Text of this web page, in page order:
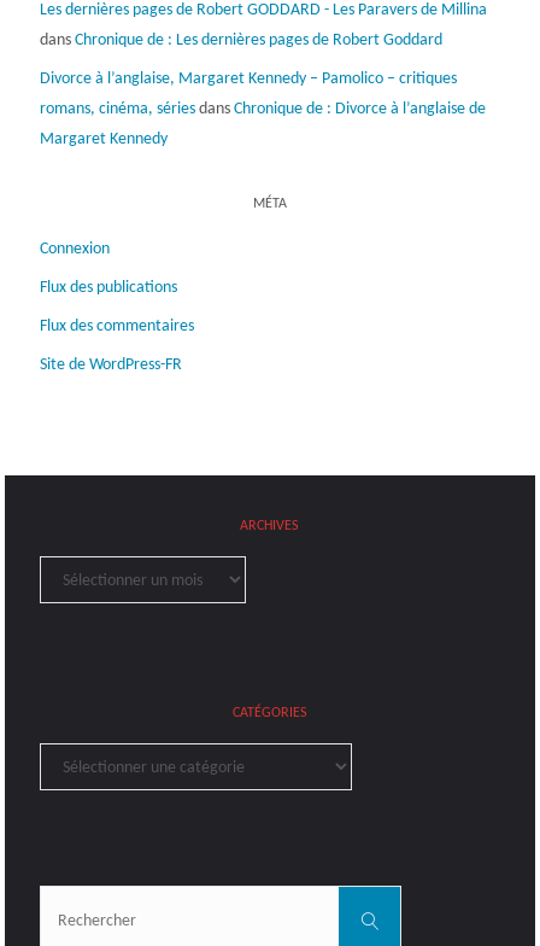
Les dernières pages de Robert GODDARD - Les Paravers de Millina
dans Chronique de : Les dernières pages de Robert Goddard
Divorce à l’anglaise, Margaret Kennedy – Pamolico – critiques
romans, cinéma, sériesdans Chronique de : Divorce à l’anglaise de
Margaret Kennedy
MÉTA
Connexion
Flux des publications
Flux des commentaires
Site de WordPress-FR
ARCHIVES
Archives
CATÉGORIES
Catégories
Rechercher